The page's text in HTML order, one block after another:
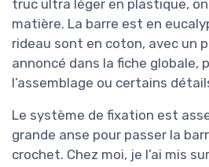
truc ultra léger en plastique, on
matière. La barre est en
rideau sont en coton, avec un
annoncé dans la fiche globale,
l’assemblage ou certains
Le système de fixation est
grande anse pour passer la
crochet. Chez moi, je l’ai mis